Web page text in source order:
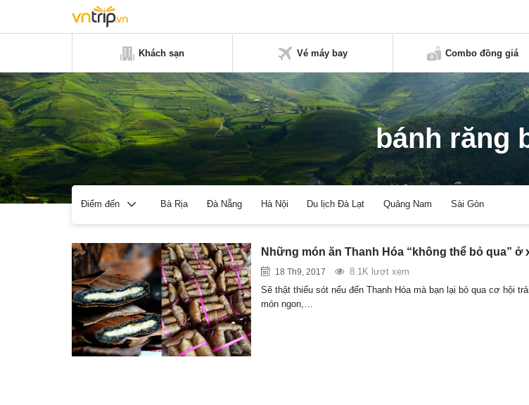
Khách sạn Vé máy bay Combo đồng giá
bánh răng
Điểm đến Bà Rịa Đà Nẵng Hà Nội Du lịch Đà Lạt Quảng Nam Sài Gòn
Những món ăn Thanh Hóa “không thể bỏ qua” ở
18 Th9, 2017
8.1K lượt xem
Sẽ thật thiếu sót nếu đến Thanh Hóa mà bạn lại bỏ qua cơ hội
món ngon,…